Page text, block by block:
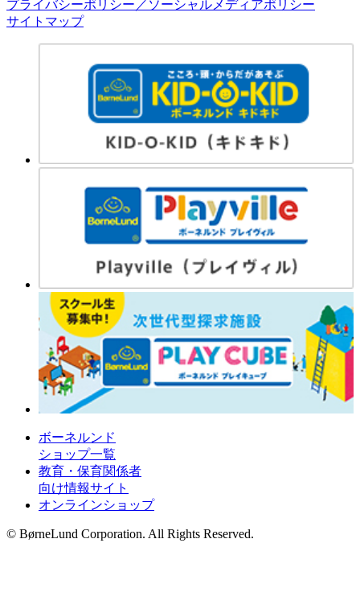
プライバシーポリシー／ソーシャルメディアポリシー
サイトマップ
ボーネルンド
ショップ一覧
教育・保育関係者
向け情報サイト
オンラインショップ
© BørneLund Corporation. All Rights Reserved.